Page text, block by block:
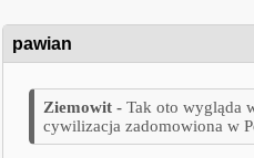
pawian
Tak oto wygląda
cywilizacja zadomowiona w